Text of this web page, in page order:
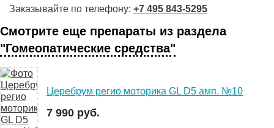
Заказывайте по телефону: +7 495 843-5295
Смотрите еще препараты из раздела
"Гомеопатические средства"
Церебрум регио моторика GL D5 амп. №10
7 990 руб.